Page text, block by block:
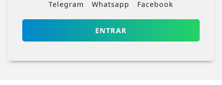
Telegram Whatsapp Facebook
ENTRAR